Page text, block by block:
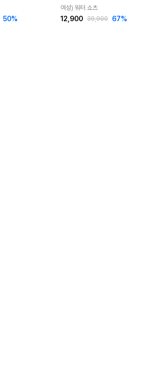
50%
여성) 워터 쇼츠
12,900 39,900 67%